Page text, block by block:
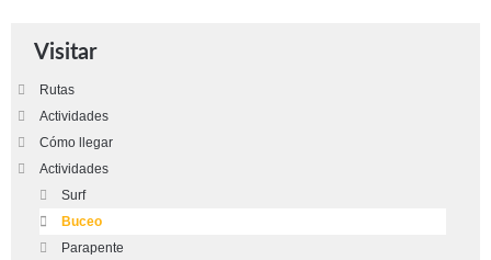
Visitar
Rutas
Actividades
Cómo llegar
Actividades
Surf
Buceo
Parapente